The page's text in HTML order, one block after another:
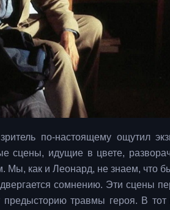
по-настоящему ощутил
сцены, идущие в цвете,
Мы, как и Леонард, не знаем, что
сомнению. Эти сцены
травмы героя. В тот